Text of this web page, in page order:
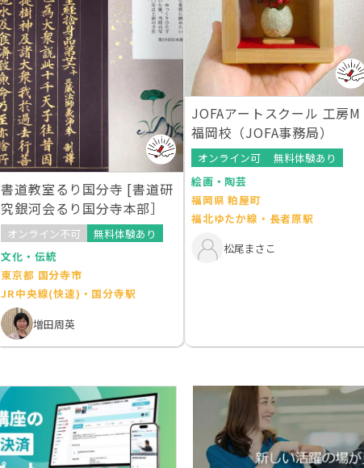
書道教室るり国分寺 [書道研
究銀河会るり国分寺本部］
オンライン不可
無料体験あり
文化・伝統
東京都 国分寺市
JR中央線(快速)・国分寺駅
増田周英
JOFAアートスクール 工房M
福岡校（JOFA事務局）
オンライン可
無料体験あり
絵画・陶芸
福岡県 粕屋町
福北ゆたか線・長者原駅
松尾まさこ